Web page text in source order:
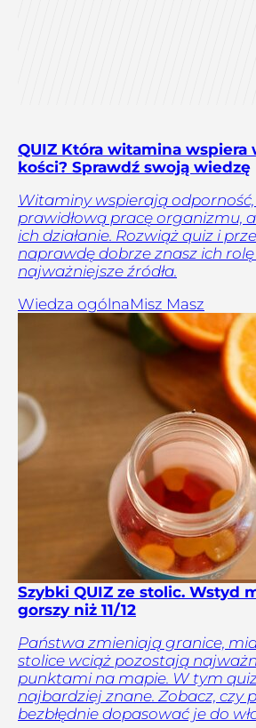
QUIZ Która witamina wspiera
kości? Sprawdź swoją wiedzę
Witaminy wspierają odporność,
prawidłową pracę organizmu,
ich działanie. Rozwiąż quiz i
naprawdę dobrze znasz ich
najważniejsze źródła.
Wiedza ogólnaMisz Masz
Szybki QUIZ ze stolic. Wstyd
gorszy niż 11/12
Państwa zmieniają granice,
stolice wciąż pozostają
punktami na mapie. W tym
najbardziej znane. Zobacz, czy
bezbłędnie dopasować je do